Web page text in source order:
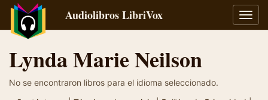
Audiolibros LibriVox
Lynda Marie Neilson
No se encontraron libros para el idioma seleccionado.